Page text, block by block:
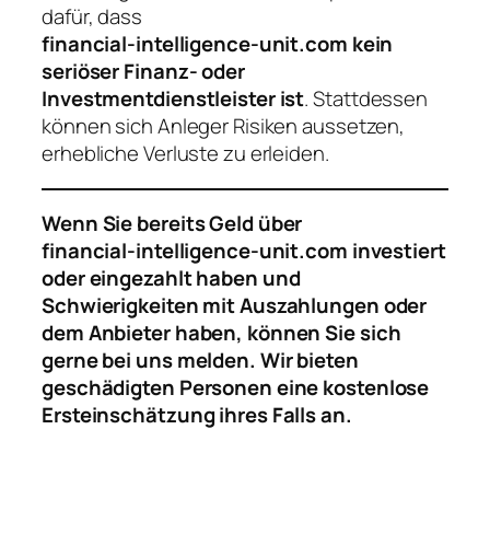
dafür, dass
financial‑intelligence‑unit.com kein
seriöser Finanz‑ oder
Investmentdienstleister ist. Stattdessen
können sich Anleger Risiken aussetzen,
erhebliche Verluste zu erleiden.
Wenn Sie bereits Geld über
financial‑intelligence‑unit.com investiert
oder eingezahlt haben und
Schwierigkeiten mit Auszahlungen oder
dem Anbieter haben, können Sie sich
gerne bei uns melden. Wir bieten
geschädigten Personen eine kostenlose
Ersteinschätzung ihres Falls an.